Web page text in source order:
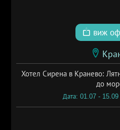
виж
Хотел Сирена в Кранево:
до
Дата: 01.07 -